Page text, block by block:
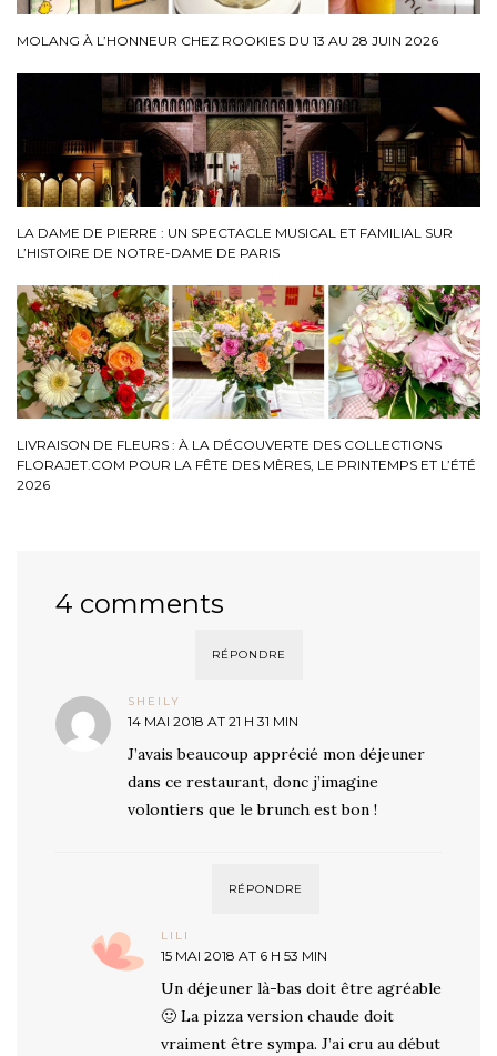
MOLANG À L’HONNEUR CHEZ ROOKIES DU 13 AU 28 JUIN 2026
LA DAME DE PIERRE : UN SPECTACLE MUSICAL ET FAMILIAL SUR
L’HISTOIRE DE NOTRE-DAME DE PARIS
LIVRAISON DE FLEURS : À LA DÉCOUVERTE DES COLLECTIONS
FLORAJET.COM POUR LA FÊTE DES MÈRES, LE PRINTEMPS ET L’ÉTÉ
2026
4 comments
RÉPONDRE
SHEILY
14 MAI 2018 AT 21 H 31 MIN
J’avais beaucoup apprécié mon déjeuner
dans ce restaurant, donc j’imagine
volontiers que le brunch est bon !
RÉPONDRE
LILI
15 MAI 2018 AT 6 H 53 MIN
Un déjeuner là-bas doit être agréable
🙂 La pizza version chaude doit
vraiment être sympa. J’ai cru au début